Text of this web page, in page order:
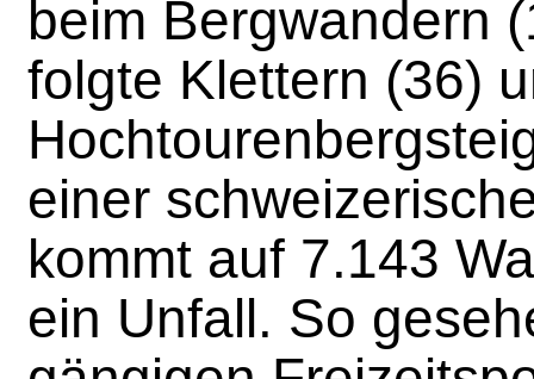
beim Bergwandern
folgte Klettern (36)
einer
kommt auf 7.143
ein Unfall. So